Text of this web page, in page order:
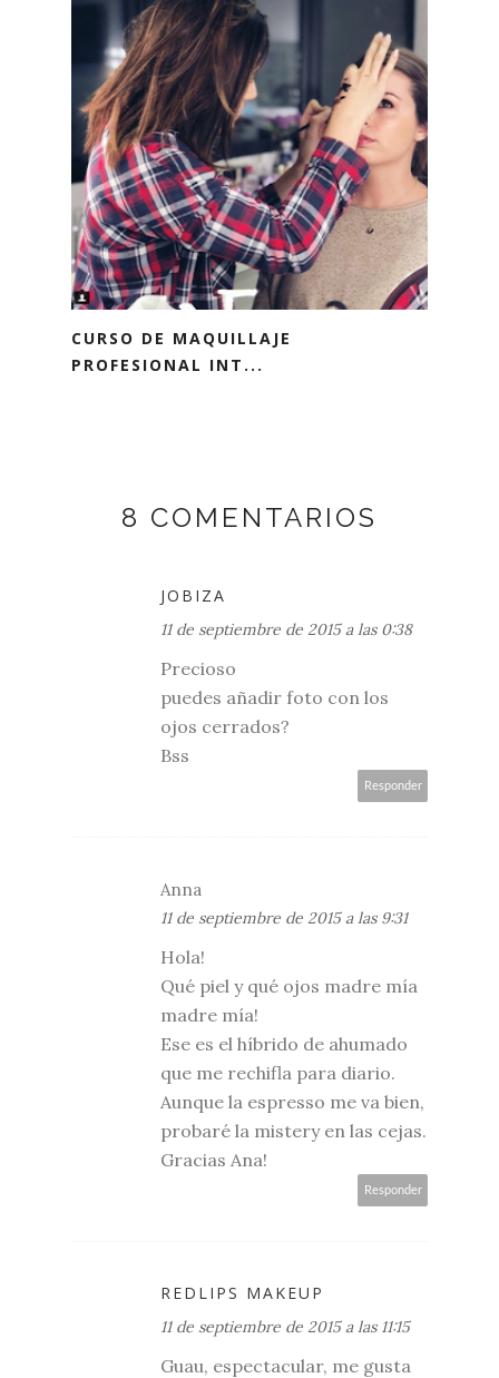
CURSO DE MAQUILLAJE
PROFESIONAL INT...
8 COMENTARIOS
JOBIZA
11 de septiembre de 2015 a las 0:38
Precioso
puedes añadir foto con los
ojos cerrados?
Bss
Responder
Anna
11 de septiembre de 2015 a las 9:31
Hola!
Qué piel y qué ojos madre mía
madre mía!
Ese es el híbrido de ahumado
que me rechifla para diario.
Aunque la espresso me va bien,
probaré la mistery en las cejas.
Gracias Ana!
Responder
REDLIPS MAKEUP
11 de septiembre de 2015 a las 11:15
Guau, espectacular, me gusta